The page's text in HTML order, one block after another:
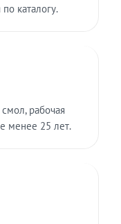
каталогу.
рабочая
менее 25 лет.